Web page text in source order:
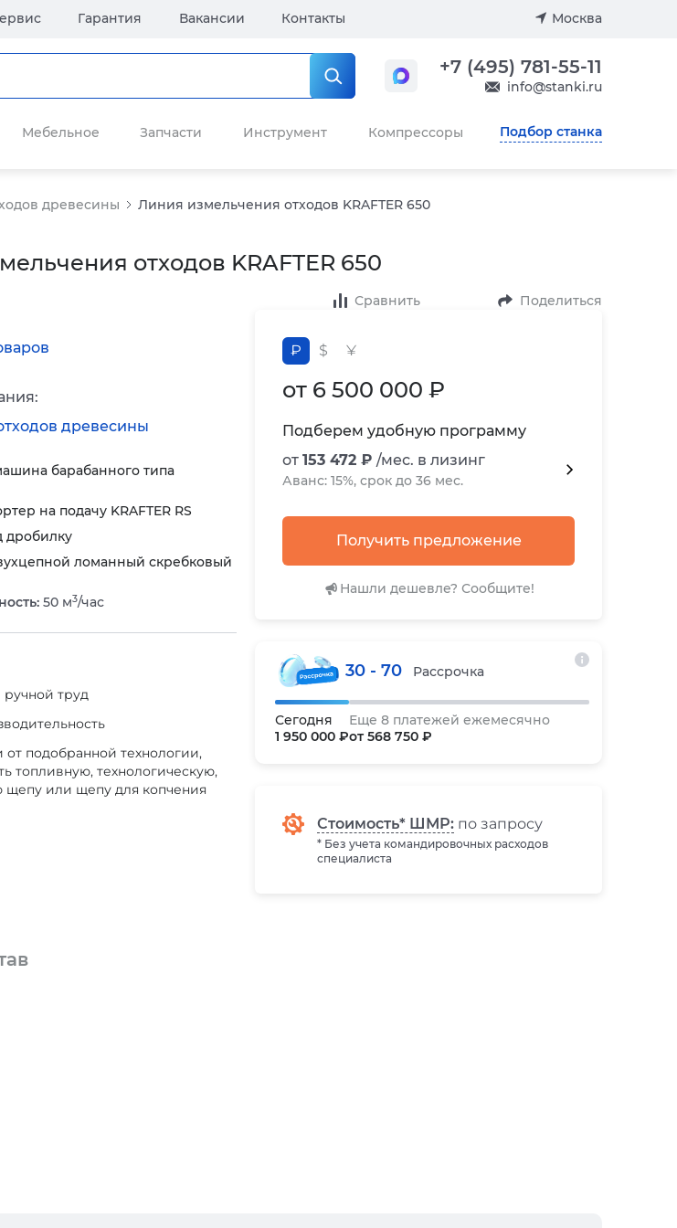
Гарантия Вакансии Контакты Москва
+7 (495) 781-55-11
info@stanki.ru
Мебельное Запчасти Инструмент Компрессоры Подбор станка
древесины Линия измельчения отходов KRAFTER 650
отходов KRAFTER 650
Сравнить Поделиться
₽ $ ¥
от 6 500 000 ₽
Подберем удобную программу
от 153 472 ₽ /мес. в лизинг
Аванс: 15%, срок до 36 мес.
Получить предложение
Нашли дешевле? Сообщите!
30 - 70 Рассрочка
Сегодня
1 950 000 ₽
Еще 8 платежей ежемесячно
от 568 750 ₽
Стоимость* ШМР: по запросу
* Без учета командировочных расходов
специалиста
древесины
барабанного типа
на подачу KRAFTER RS
дробилку
ломанный скребковый
50 м3/час
труд
от подобранной технологии,
топливную, технологическую,
щепу или щепу для копчения